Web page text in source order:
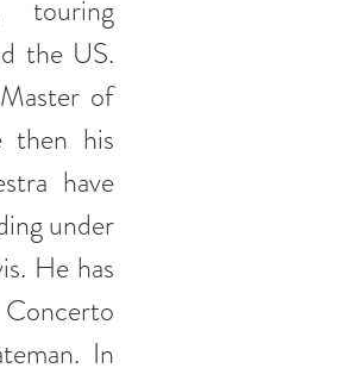
touring
the US.
of
then his
have
under
He has
In